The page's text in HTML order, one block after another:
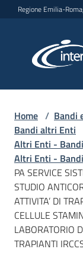
Vai al contenuto
Vai alla navigazione
Vai al footer
Regione Emilia-
L'Agenzia
Bandi
e
strumenti
Home / Bandi
Bandi altri Enti
Altri Enti -
Altri Enti -
PA SERVICE
STUDIO
ATTIVITA’ DI
CELLULE
LABORATORIO
TRAPIANTI